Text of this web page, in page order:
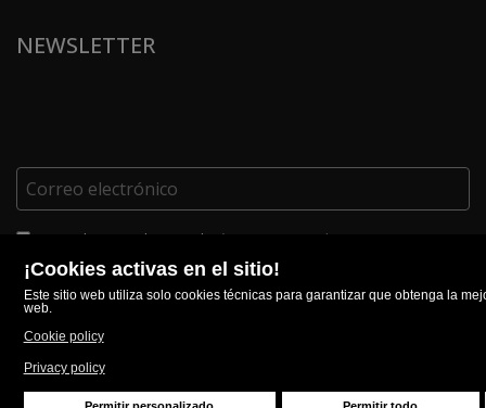
NEWSLETTER
Estoy de acuerdo con el Términos y Condiciones
FOLLOW US